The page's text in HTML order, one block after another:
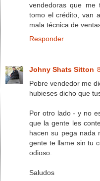
vendedoras que
tomo el crédito, van
mala técnica de
Responder
Johny Shats Sitton
Pobre vendedor me
hubieses dicho que
Por otro lado - y no
que la gente les
hacen su pega nada
gente te llame sin tu
odioso.
Saludos